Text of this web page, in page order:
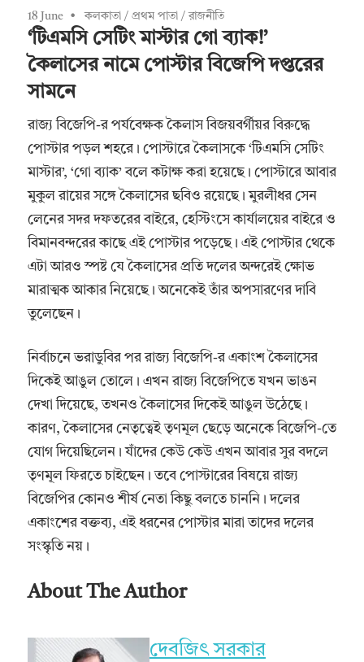
18 June কলকাতা / প্রথম পাতা /রাজনীতি
‘টিএমসি সেটিং মাস্টার গো ব্যাক!’
কৈলাসের নামে পোস্টার বিজেপি দপ্তরের
সামনে
রাজ্য বিজেপি-র পর্যবেক্ষক কৈলাস বিজয়বর্গীয়র বিরুদ্ধে
পোস্টার পড়ল শহরে। পোস্টারে কৈলাসকে ‘টিএমসি সেটিং
মাস্টার’, ‘গো ব্যাক’ বলে কটাক্ষ করা হয়েছে। পোস্টারে আবার
মুকুল রায়ের সঙ্গে কৈলাসের ছবিও রয়েছে। মুরলীধর সেন
লেনের সদর দফতরের বাইরে, হেস্টিংসে কার্যালয়ের বাইরে ও
বিমানবন্দরের কাছে এই পোস্টার পড়েছে। এই পোস্টার থেকে
এটা আরও স্পষ্ট যে কৈলাসের প্রতি দলের অন্দরেই ক্ষোভ
মারাত্মক আকার নিয়েছে। অনেকেই তাঁর অপসারণের দাবি
তুলেছেন।
নির্বাচনে ভরাডুবির পর রাজ্য বিজেপি-র একাংশ কৈলাসের
দিকেই আঙুল তোলে। এখন রাজ্য বিজেপিতে যখন ভাঙন
দেখা দিয়েছে, তখনও কৈলাসের দিকেই আঙুল উঠেছে।
কারণ, কৈলাসের নেতৃত্বেই তৃণমূল ছেড়ে অনেকে বিজেপি-তে
যোগ দিয়েছিলেন। যাঁদের কেউ কেউ এখন আবার সুর বদলে
তৃণমূল ফিরতে চাইছেন। তবে পোস্টারের বিষয়ে রাজ্য
বিজেপির কোনও শীর্ষ নেতা কিছু বলতে চাননি। দলের
একাংশের বক্তব্য, এই ধরনের পোস্টার মারা তাদের দলের
সংস্কৃতি নয়।
About The Author
দেবজিৎ সরকার